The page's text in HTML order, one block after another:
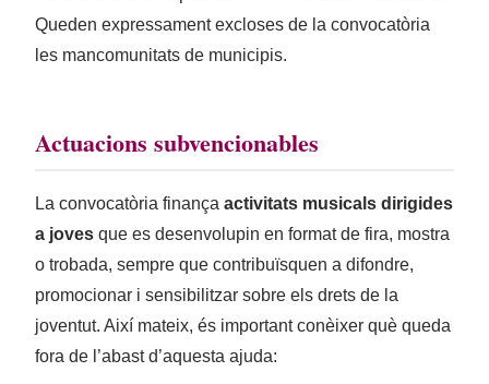
Queden expressament excloses de la convocatòria
les mancomunitats de municipis.
Actuacions subvencionables
La convocatòria finança activitats musicals dirigides
a joves que es desenvolupin en format de fira, mostra
o trobada, sempre que contribuïsquen a difondre,
promocionar i sensibilitzar sobre els drets de la
joventut. Així mateix, és important conèixer què queda
fora de l’abast d’aquesta ajuda: